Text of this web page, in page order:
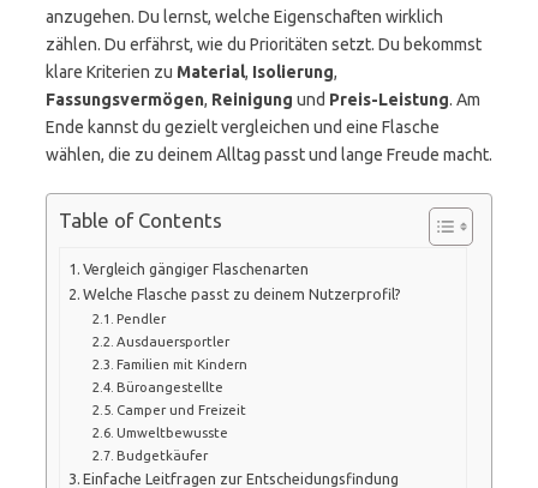
anzugehen. Du lernst, welche Eigenschaften wirklich
zählen. Du erfährst, wie du Prioritäten setzt. Du bekommst
klare Kriterien zu Material, Isolierung,
Fassungsvermögen, Reinigung und Preis-Leistung. Am
Ende kannst du gezielt vergleichen und eine Flasche
wählen, die zu deinem Alltag passt und lange Freude macht.
Table of Contents
Vergleich gängiger Flaschenarten
Welche Flasche passt zu deinem Nutzerprofil?
Pendler
Ausdauersportler
Familien mit Kindern
Büroangestellte
Camper und Freizeit
Umweltbewusste
Budgetkäufer
Einfache Leitfragen zur Entscheidungsfindung